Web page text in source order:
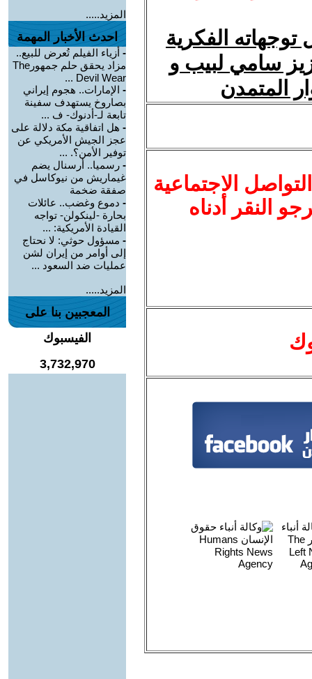
الفكرية
سامي لبيب و
المتمدن
الاجتماعية
النقر أدناه
المزيد.....
احدث الأخبار المهمة
- أزياء الفيلم تُعرض للبيع..
مزاد يحقق حلم جمهورThe
Devil Wear ...
- الإمارات.. هجوم إيراني
بصاروخ يستهدف سفينة
تابعة لـ-أدنوك- ف ...
- هل اتفاقية مكة دلالة على
عجز الجيش الأمريكي عن
توفير الأمن؟. ...
- رسميا.. أرسنال يضم
غيماريش من نيوكاسل في
صفقة ضخمة
- دموع وغضب.. عائلات
بحارة -لينكولن- تواجه
القيادة الأمريكية: ...
- مسؤول حوثي: لا نحتاج
إلى أوامر من إيران لشن
عمليات ضد السعود ...
المزيد.....
المعجبين بنا على
الفيسبوك
3,732,970